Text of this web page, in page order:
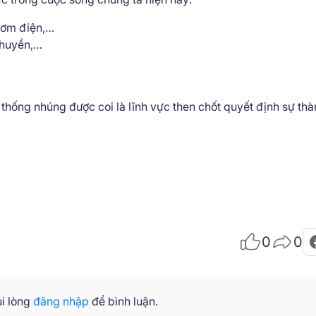
điện,…
nhúng được coi là lĩnh vực then chốt quyết định sự
0 0
lòng đăng nhập để bình luận.